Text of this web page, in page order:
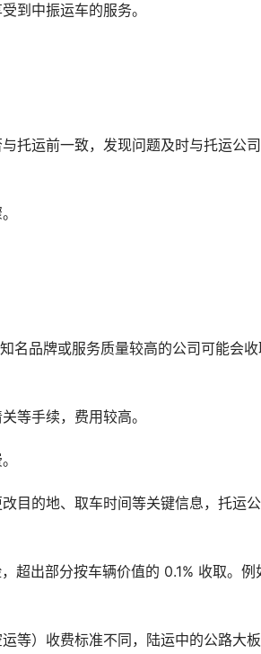
到中振运车的服务。
托运前一致，发现问题及时与托运公
名品牌或服务质量较高的公司可能会
等手续，费用较高。
目的地、取车时间等关键信息，托运
超出部分按车辆价值的 0.1% 收取。例
等）收费标准不同，陆运中的公路大